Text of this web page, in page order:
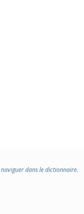
dans le dictionnaire.